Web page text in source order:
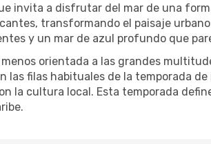
invita a disfrutar del mar de una
transformando el paisaje
y un mar de azul profundo que
orientada a las grandes
filas habituales de la temporada
la cultura local. Esta temporada